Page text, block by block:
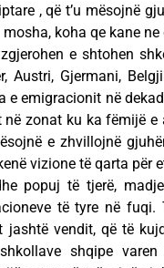
, që t’u mësojnë
koha qe kane
e shtohen
Austri, Gjermani,
e emigracionit në
zonat ku ka fëmijë
e zhvillojnë
vizione të qarta për
popuj të tjerë,
të tyre në
jashtë vendit, që të
shqipe